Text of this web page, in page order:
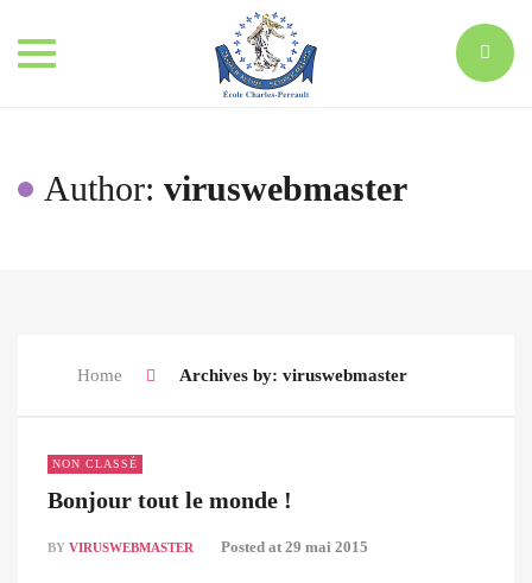
Toggle
Author: viruswebmaster
Home Archives by: viruswebmaster
NON CLASSÉ
Bonjour tout le monde !
BY VIRUSWEBMASTER Posted at 29 mai 2015